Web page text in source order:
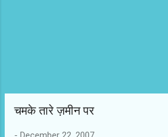
चमके तारे ज़मीन पर